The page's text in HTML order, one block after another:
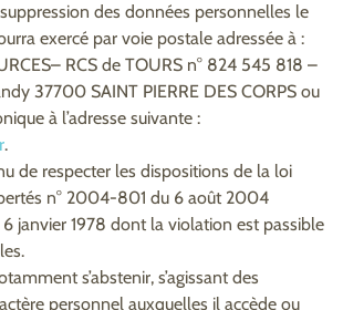
des données personnelles le
exercé par voie postale adressée à :
RCS de TOURS n° 824 545 818 –
37700 SAINT PIERRE DES CORPS ou
à l’adresse suivante :
.
de respecter les dispositions de la loi
n° 2004-801 du 6 août 2004
janvier 1978 dont la violation est passible
s’abstenir, s’agissant des
personnel auxquelles il accède ou